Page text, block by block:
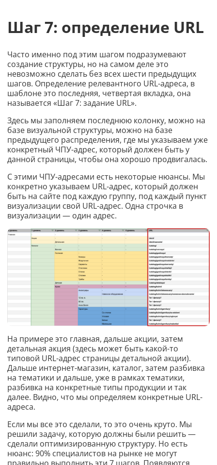
Шаг 7: определение URL
Часто именно под этим шагом подразумевают
создание структуры, но на самом деле это
невозможно сделать без всех шести предыдущих
шагов. Определение релевантного URL-адреса, в
шаблоне это последняя, четвертая вкладка, она
называется «Шаг 7: задание URL».
Здесь мы заполняем последнюю колонку, можно на
базе визуальной структуры, можно на базе
предыдущего распределения, где мы указываем уже
конкретный ЧПУ-адрес, который должен быть у
данной страницы, чтобы она хорошо продвигалась.
С этими ЧПУ-адресами есть некоторые нюансы. Мы
конкретно указываем URL-адрес, который должен
быть на сайте под каждую группу, под каждый пункт
визуализации свой URL-адрес. Одна строчка в
визуализации — один адрес.
На примере это главная, дальше акции, затем
детальная акция (здесь может быть какой-то
типовой URL-адрес страницы детальной акции).
Дальше интернет-магазин, каталог, затем разбивка
на тематики и дальше, уже в рамках тематики,
разбивка на конкретные типы продукции и так
далее. Видно, что мы определяем конкретные URL-
адреса.
Если мы все это сделали, то это очень круто. Мы
решили задачу, которую должны были решить —
сделали оптимизированную структуру. Но есть
нюанс: 90% специалистов на рынке не могут